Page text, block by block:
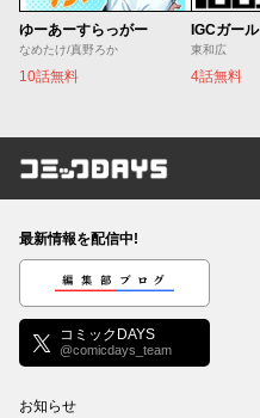
ゆーあーすらっがー
なめたけ/真野ろか
10話無料
IGCガール
東和広
4話無料
コミックDAYS
最新情報を配信中!
編集部ブログ
コミックDAYS
@comicdays_team
お知らせ